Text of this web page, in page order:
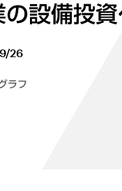
の設備投
26
ラフ